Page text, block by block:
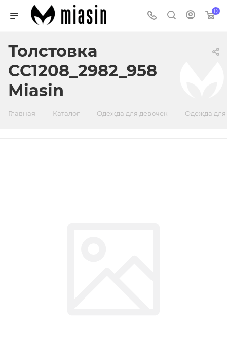
0
Толстовка
CC1208_2982_958
Miasin
Главная Каталог Одежда для девочек Одежда для